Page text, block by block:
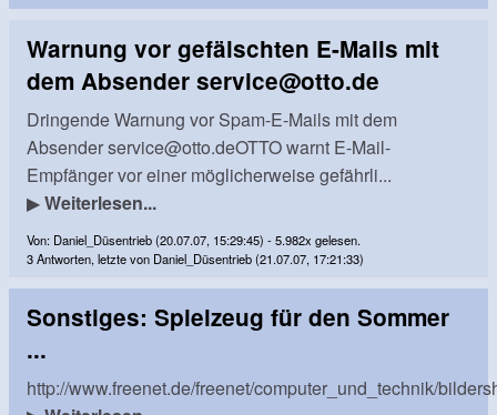
Warnung vor gefälschten E-Mails mit
dem Absender service@otto.de
Dringende Warnung vor Spam-E-Mails mit dem
Absenderservice@otto.deOTTOwarnt E-Mail-
Empfänger vor einer möglicherweise gefährli...
▶Weiterlesen...
Von: Daniel_Düsentrieb (20.07.07, 15:29:45) - 5.982x gelesen.
3 Antworten, letzte von Daniel_Düsentrieb (21.07.07, 17:21:33)
Sonstiges: Spielzeug für den Sommer
...
http://www.freenet.de/freenet/computer_und_technik/